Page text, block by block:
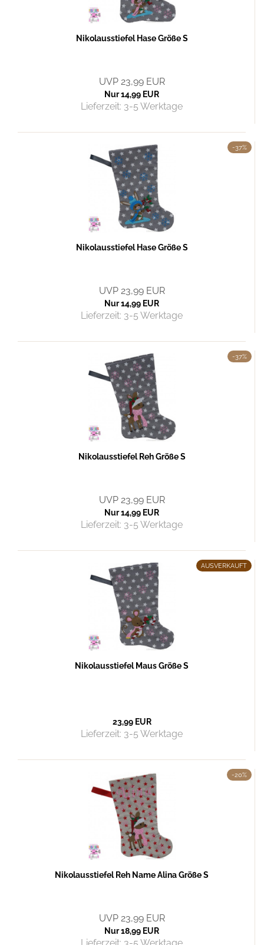
Nikolausstiefel Hase Größe S
UVP 23,99 EUR
Nur 14,99 EUR
Lieferzeit: 3-5 Werktage
-37%
Nikolausstiefel Hase Größe S
UVP 23,99 EUR
Nur 14,99 EUR
Lieferzeit: 3-5 Werktage
-37%
Nikolausstiefel Reh Größe S
UVP 23,99 EUR
Nur 14,99 EUR
Lieferzeit: 3-5 Werktage
AUSVERKAUFT
Nikolausstiefel Maus Größe S
23,99 EUR
Lieferzeit: 3-5 Werktage
-20%
Nikolausstiefel Reh Name Alina Größe S
UVP 23,99 EUR
Nur 18,99 EUR